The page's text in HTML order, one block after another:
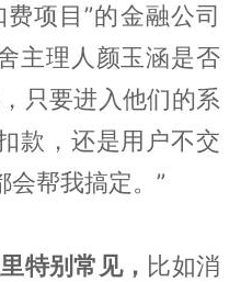
项目”的金融公司
主理人颜玉涵是否
只要进入他们的系
款，还是用户不交
会帮我搞定。”
特别常见， 比如消